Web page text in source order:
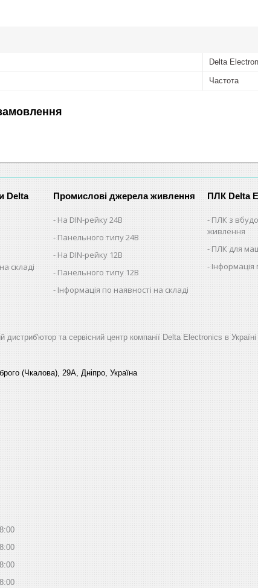
Delta
Частота
Delta
складі
Промислові джерела живлення
На DIN-рейку 24В
Панельного типу 24В
На DIN-рейку 12В
Панельного типу 12В
Інформація по наявності на складі
ПЛК Delta
ПЛК з
живлення
ПЛК для
Інформація
дистриб'ютор та сервісний центр компанії Delta Electronics в Україні
(Чкалова), 29А, Дніпро, Україна